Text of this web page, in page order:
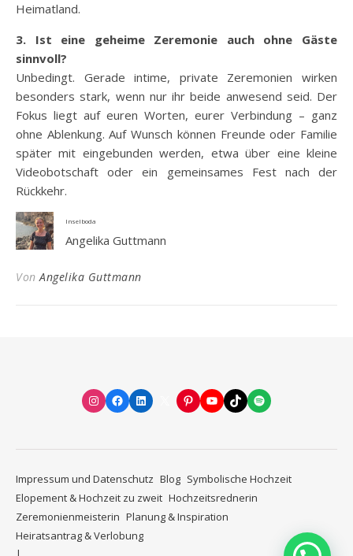
Heimatland.
3. Ist eine geheime Zeremonie auch ohne Gäste
sinnvoll?
Unbedingt. Gerade intime, private Zeremonien wirken
besonders stark, wenn nur ihr beide anwesend seid. Der
Fokus liegt auf euren Worten, eurer Verbindung – ganz
ohne Ablenkung. Auf Wunsch können Freunde oder Familie
später mit eingebunden werden, etwa über eine kleine
Videobotschaft oder ein gemeinsames Fest nach der
Rückkehr.
Inselboda
Angelika Guttmann
VonAngelika Guttmann
Instagram
FacebookLinkedInPinterest
YouTube
TikTokSpotify
Impressum und Datenschutz Blog Symbolische Hochzeit
Elopement & Hochzeit zu zweit Hochzeitsrednerin
Zeremonienmeisterin Planung & Inspiration
Heiratsantrag & Verlobung